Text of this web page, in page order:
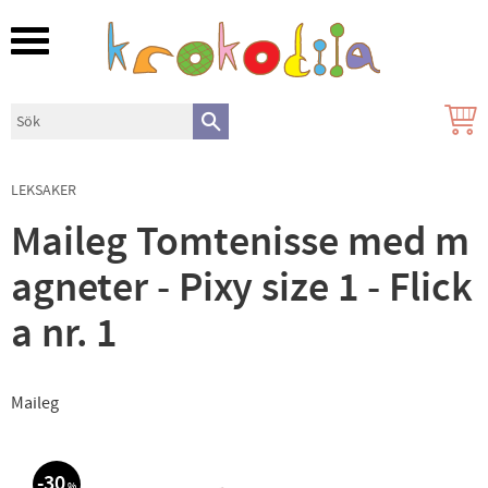
Meny
LEKSAKER
Maileg Tomtenisse med m
agneter - Pixy size 1 - Flick
a nr. 1
Maileg